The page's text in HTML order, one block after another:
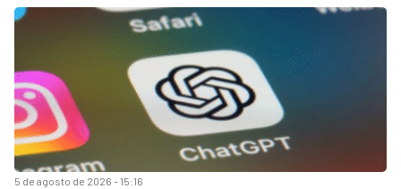
5 de agosto de 2026 - 15:16